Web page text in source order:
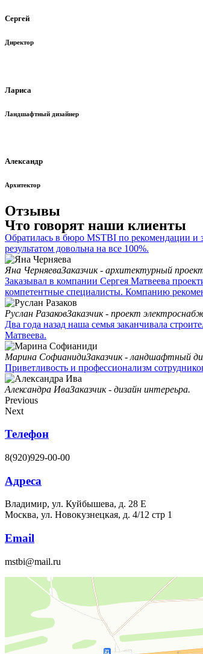
Сергей
Директор
Лариса
Ландшафтный дизайнер
Александр
Архитектор
Отзывы
Что говорят наши клиенты
Обратилась в бюро MSTBI по рекомендации и
результатом довольна на все 100%.
Яна ЧерняеваЗаказчик - архитектурный
Заказывал в компании Сергея Матвеева
компетентные специалисты. Компанию
Руслан РазаковЗаказчик - проект
Два года назад наша семья заканчивала
Матвеева.
Марина СофианидиЗаказчик - ландшафтный
Приветливость и профессионализм
Александра ИваЗаказчик - дизайн интереьра.
Previous
Next
Телефон
8(920)929-00-00
Адреса
Владимир, ул. Куйбышева, д. 28 Е
Москва, ул. Новокузнецкая, д. 4/12 стр 1
Email
mstbi@mail.ru